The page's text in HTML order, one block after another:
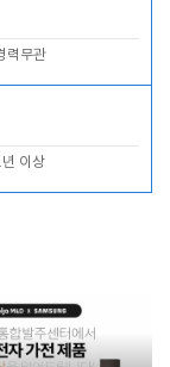
력무관
년 이상